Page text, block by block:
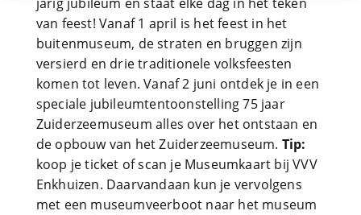
van feest! Vanaf 1 april is het feest in het
buitenmuseum, de straten en bruggen zijn
versierd en drie traditionele volksfeesten
komen tot leven. Vanaf 2 juni ontdek je in een
speciale jubileumtentoonstelling 75 jaar
Zuiderzeemuseum alles over het ontstaan en
de opbouw van het Zuiderzeemuseum. Tip:
koop je ticket of scan je Museumkaart bij VVV
Enkhuizen. Daarvandaan kun je vervolgens
met een museumveerboot naar het museum